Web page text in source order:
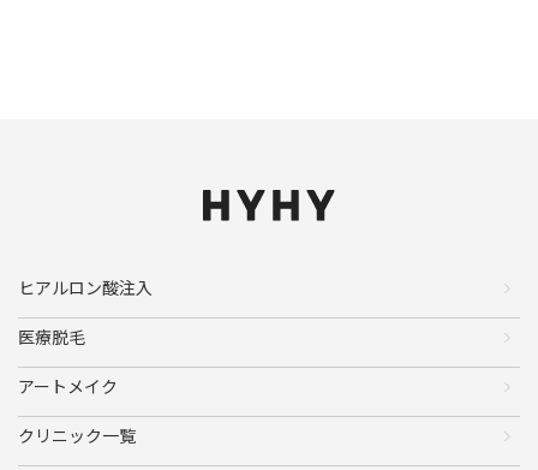
ヒアルロン酸注入
医療脱毛
アートメイク
クリニック一覧